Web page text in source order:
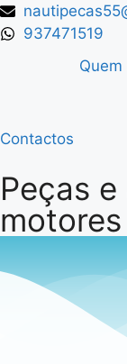
937471519
Quem
Contactos
Peças